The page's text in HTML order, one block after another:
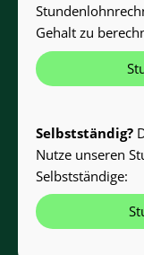
Gehalt zu
Selbstständig?
Nutze unseren
Selbstständige: